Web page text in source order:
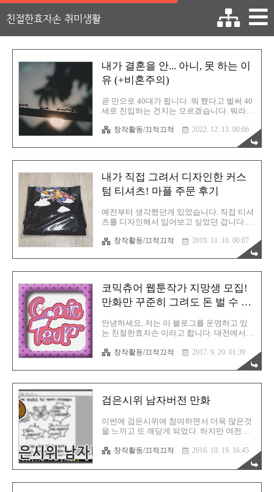
친절한효자손 취미생활
내가 결혼을 안... 아니, 못 하는 이
유 (+비혼주의)
곧 만으로 40대가 됩니다. 뭐 했다고 벌써 40
세로 진입하는 건지는 모르겠습니다. 뭐라도
요? 근데 솔직히 20대에서 30대로 변할 때가
가장 신경이 쓰였고 30에서 40으로 넘어가는
건 그리 임팩트가 강하지는 않습니다. 아무
래도 나이에 연연했던 과거의 자신에서 많이
이라는 커다란 장벽을 아예 고민하지 않게
된 것도 중요한 이유라고 생각합니다. 결혼 ≠
행복 30대 초중반에는 명절이 너무나도 싫었
습니다. 아마 다들 아실거에요. 모이면 이런
얘기를 반드시 듣습니다. "결혼은 언제할꺼
냐?" "직장은 잘 다니고 있고?" "돈은 언제 모
아서 장가갈래?" 평소 때에도 이따금씩 연락
주고, 늘 제 안부를 걱정해주고, 진심 어린 조
언을..
창작활동/끄적끄적 2022. 12. 13. 00:06
내가 직접 그려서 디자인한 커스
텀 티셔츠! 마플 주문 후기
예전부터 생각했던게 있었습니다. 직접 티셔
츠를 디자인해서 입어보고 싶었던 겁니다.
전에서 만화 동아리인 "그러하다"를 운영 중
인데, 모임에 나가서 열심히 티셔츠에 새겨
넣을 그림을 그렸습니다. 그리하여 완성된
고양이 캐릭터! 나름 귀엽게 잘 나온 것 같습
습니다. 색도 넣어봤습니다. 팔을 양쪽 모두
뻗게 해보는건 어떨까 싶어서 왼쪽 팔만 수
정 후 비교 샷 입니다. 동아리 회원 분들께 여
쭤보니 양쪽 모두 뻗은게 더 귀엽다고 해서
오른쪽 녀석으로 최종 합격! 이제 티셔츠 주
문을 진행합니다. 여러 커스텀 티셔츠 제작
업체가 있었는데 그 중에서 마플(Marpple) 이
라는 업체를 선택했습니다. 이유는 티셔츠
커스텀 인터페이스가 직..
창작활동/끄적끄적 2019. 11. 10. 00:07
코믹츄어 웹툰작가 지망생 모집!
만화만 꾸준히 그려도 돈 벌 수 있
안녕하세요, 저는 이 블로그를 운영하고 있
는 친절한효자손 이라고 합니다. 대전에서
크리에이터 모임도 진행하고 있습니다. 여러
분들께 제가 기회가 될 수도 있는 계기를 마
련해 드리기 위해서 이렇게 글을 작성하고
있습니다. 코믹츄어 = 코믹+아마츄어 작가들
툰 플랫폼을 만들었습니다. 하지만 완전히
의 티스토리를 그대로 활용한 방식입니다.
이곳에 여러분들이 평소 즐겨 그리는 그림들
니다. 어떻게 그림만 그리는데도 수익이 발
생하느냐? 그런 바로 애드센스로 가능합니
다. 현재 제가 블로그로 수익을 얻어가는 방
식 그대로를 여러분들께도 그대로 전해드리
창작활동/끄적끄적 2017. 9. 20. 01:39
검은시위 남자버전 만화
이번에 검은시위에 참여하면서 더욱 많은것
을 느끼고 또 깨닫게 되었다. 하지만 여전히
이 운동의 핵심 취지와 배경은 전혀 이해하
지 못하고 있어서 한번 필자가 어설픈 실력
발휘를 해 보도록 한다. 만화로 한번 만들어
보았다. 여성의 시점을 말 그대로 남자로만
창작활동/끄적끄적 2016. 10. 19. 16:45